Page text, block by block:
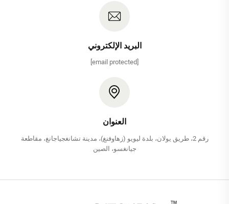
البريد الإلكتروني
[email protected]
العنوان
رقم 2، طريق يولان، بلدة ليويو (زهاوفنغ)، مدينة تشانغجياجانغ، مقاطعة
جيانغسو، الصين